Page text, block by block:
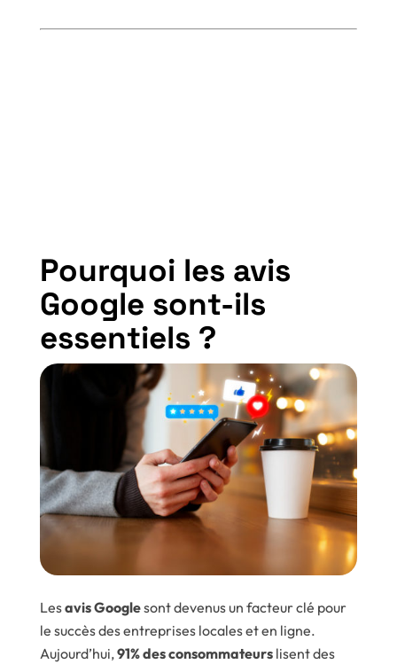
Pourquoi les avis
Google sont-ils
essentiels ?
Lesavis Googlesont devenus un facteur clé pour
le succès des entreprises locales et en ligne.
Aujourd’hui,91% des consommateurslisent des